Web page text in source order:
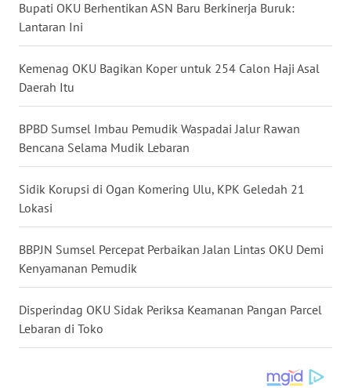
Bupati OKU Berhentikan ASN Baru Berkinerja Buruk:
Lantaran Ini
Kemenag OKU Bagikan Koper untuk 254 Calon Haji Asal
Daerah Itu
BPBD Sumsel Imbau Pemudik Waspadai Jalur Rawan
Bencana Selama Mudik Lebaran
Sidik Korupsi di Ogan Komering Ulu, KPK Geledah 21
Lokasi
BBPJN Sumsel Percepat Perbaikan Jalan Lintas OKU Demi
Kenyamanan Pemudik
Disperindag OKU Sidak Periksa Keamanan Pangan Parcel
Lebaran di Toko
WN
KALTARA
WN
KALSEL
WN
KALTIM
WN
WN
GORONTALO
SULUT